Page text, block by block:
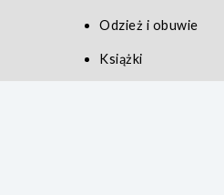
Odzież i obuwie
Książki